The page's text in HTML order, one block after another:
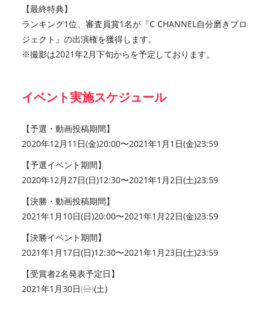
【最終特典】
ランキング1位、審査員賞1名が『C CHANNEL自分磨きプロ
ジェクト』の出演権を獲得します。
※撮影は2021年2月下旬からを予定しております。
イベント実施スケジュール
【予選・動画投稿期間】
2020年12月11日(金)20:00〜2021年1月1日(金)23:59
【予選イベント期間】
2020年12月27日(日)12:30〜2021年1月2日(土)23:59
【決勝・動画投稿期間】
2021年1月10日(日)20:00〜2021年1月22日(金)23:59
【決勝イベント期間】
2021年1月17日(日)12:30〜2021年1月23日(土)23:59
【受賞者2名発表予定日】
2021年1月30日(日)(土)